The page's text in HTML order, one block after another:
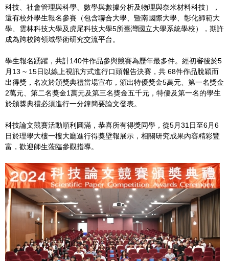
科技、社會管理與科學、數學與數據分析及物理與奈米材料科技），
還有校外學生報名參賽（包含聯合大學、暨南國際大學、彰化師範大
學、雲林科技大學及虎尾科技大學5所臺灣國立大學系統學校），期許
成為跨校跨領域學術研究交流平台。
學生報名踴躍，共計140件作品參與競賽為歷年最多件。經初審後於5
月13 ~ 15日以線上視訊方式進行口頭報告決賽，共 68件作品脫穎而
出得獎，名次於頒獎典禮當場宣布，頒出特優獎金5萬元、第一名獎金
2萬元、第二名獎金1萬元及第三名獎金五千元，特優及第一名的學生
於頒獎典禮必須進行一分鐘簡要論文發表。
科技論文競賽活動順利圓滿，恭喜所有得獎同學，從5月31日至6月6
日於理學大樓一樓大廳進行得獎壁報展示，相關研究成果內容精彩豐
富，歡迎師生蒞臨參觀指導。